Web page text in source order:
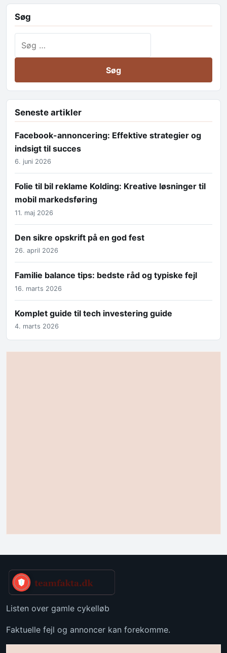
Søg
Seneste artikler
Facebook-annoncering: Effektive strategier og
indsigt til succes
6. juni 2026
Folie til bil reklame Kolding: Kreative løsninger til
mobil markedsføring
11. maj 2026
Den sikre opskrift på en god fest
26. april 2026
Familie balance tips: bedste råd og typiske fejl
16. marts 2026
Komplet guide til tech investering guide
4. marts 2026
Listen over gamle cykelløb
Faktuelle fejl og annoncer kan forekomme.